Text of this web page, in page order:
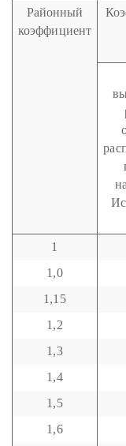
Районный
коэффициент
1
1,0
1,15
1,2
1,3
1,4
1,5
1,6